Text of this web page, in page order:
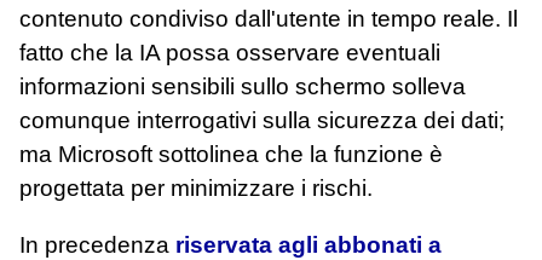
contenuto condiviso dall'utente in tempo reale. Il
fatto che la IA possa osservare eventuali
informazioni sensibili sullo schermo solleva
comunque interrogativi sulla sicurezza dei dati;
ma Microsoft sottolinea che la funzione è
progettata per minimizzare i rischi.
In precedenza riservata agli abbonati a